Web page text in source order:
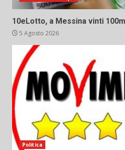
10eLotto, a Messina vinti
5 Agosto 2026
Politica